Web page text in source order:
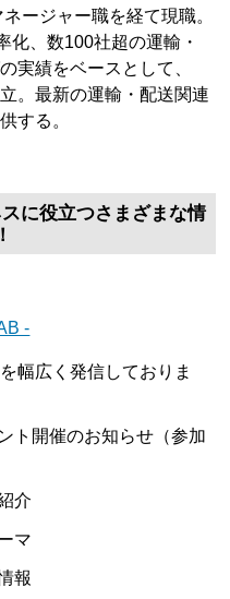
ージャー職を経て現職。
化、数100社超の運輸・
実績をベースとして、
。最新の運輸・配送関連
する。
に役立つさまざまな情
-
幅広く発信しておりま
ト開催のお知らせ（参加
介
マ
報